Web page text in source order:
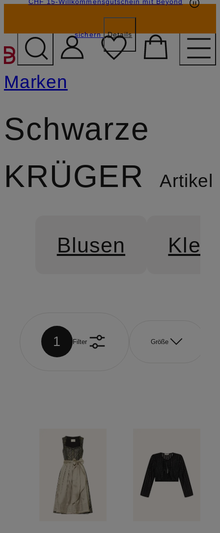
ZUM HAUPTINHALT
sichern Details
Marken
Schwarze
KRÜGER
Artikel
Blusen
1 Filter Größe